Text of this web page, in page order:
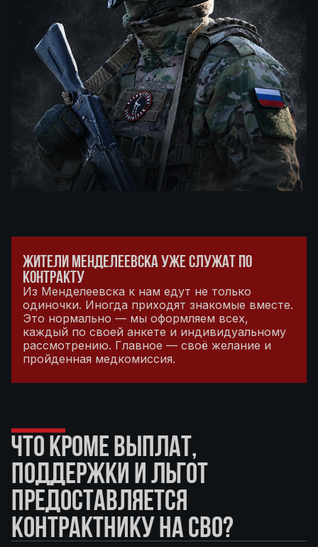
ЖИТЕЛИ МЕНДЕЛЕЕВСКА УЖЕ СЛУЖАТ ПО
КОНТРАКТУ
Из Менделеевска к нам едут не только
одиночки. Иногда приходят знакомые вместе.
Это нормально — мы оформляем всех,
каждый по своей анкете и индивидуальному
рассмотрению. Главное — своё желание и
пройденная медкомиссия.
ЧТО КРОМЕ ВЫПЛАТ,
ПОДДЕРЖКИ И ЛЬГОТ
ПРЕДОСТАВЛЯЕТСЯ
КОНТРАКТНИКУ НА СВО?